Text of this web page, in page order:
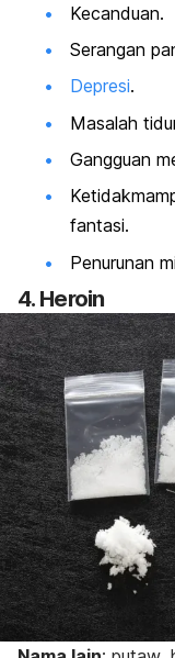
Kecanduan.
Serangan
Depresi.
Masalah
Gangguan
fantasi.
Penurunan
4. Heroin